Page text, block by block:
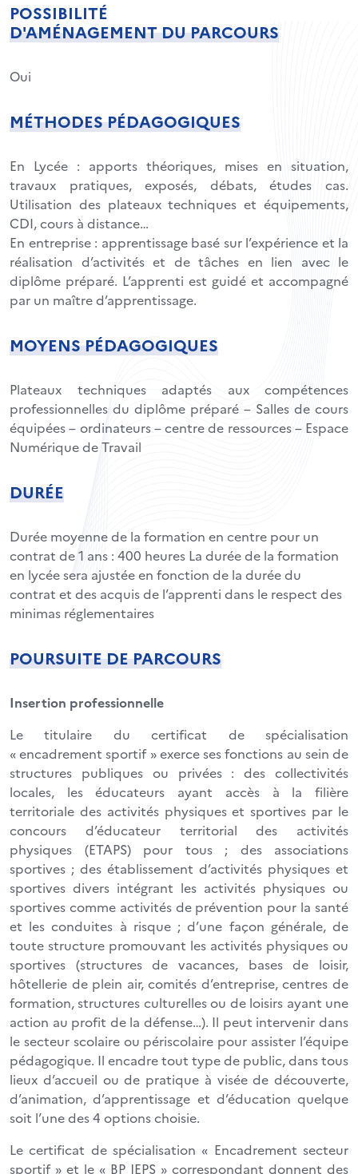
POSSIBILITÉ
D'AMÉNAGEMENT DU PARCOURS
Oui
MÉTHODES PÉDAGOGIQUES
En Lycée : apports théoriques, mises en situation,
travaux pratiques, exposés, débats, études cas.
Utilisation des plateaux techniques et équipements,
CDI, cours à distance…
En entreprise : apprentissage basé sur l’expérience et la
réalisation d’activités et de tâches en lien avec le
diplôme préparé. L’apprenti est guidé et accompagné
par un maître d’apprentissage.
MOYENS PÉDAGOGIQUES
Plateaux techniques adaptés aux compétences
professionnelles du diplôme préparé – Salles de cours
équipées – ordinateurs – centre de ressources – Espace
Numérique de Travail
DURÉE
Durée moyenne de la formation en centre pour un
contrat de 1 ans : 400 heures La durée de la formation
en lycée sera ajustée en fonction de la durée du
contrat et des acquis de l’apprenti dans le respect des
minimas réglementaires
POURSUITE DE PARCOURS
Insertion professionnelle
Le titulaire du certificat de spécialisation
« encadrement sportif » exerce ses fonctions au sein de
structures publiques ou privées : des collectivités
locales, les éducateurs ayant accès à la filière
territoriale des activités physiques et sportives par le
concours d’éducateur territorial des activités
physiques (ETAPS) pour tous ; des associations
sportives ; des établissement d’activités physiques et
sportives divers intégrant les activités physiques ou
sportives comme activités de prévention pour la santé
et les conduites à risque ; d’une façon générale, de
toute structure promouvant les activités physiques ou
sportives (structures de vacances, bases de loisir,
hôtellerie de plein air, comités d’entreprise, centres de
formation, structures culturelles ou de loisirs ayant une
action au profit de la défense…). Il peut intervenir dans
le secteur scolaire ou périscolaire pour assister l’équipe
pédagogique. Il encadre tout type de public, dans tous
lieux d’accueil ou de pratique à visée de découverte,
d’animation, d’apprentissage et d’éducation quelque
soit l’une des 4 options choisie.
Le certificat de spécialisation « Encadrement secteur
sportif » et le « BP JEPS » correspondant donnent des